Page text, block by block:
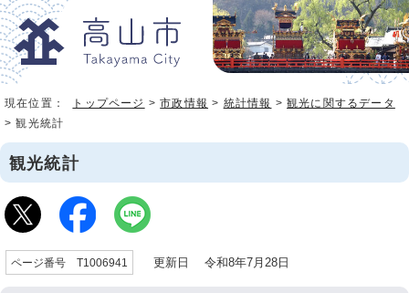
現在位置： トップページ >市政情報 > 統計情報 >観光に関するデータ
> 観光統計
観光統計
ページ番号 T1006941 更新日 令和8年7月28日